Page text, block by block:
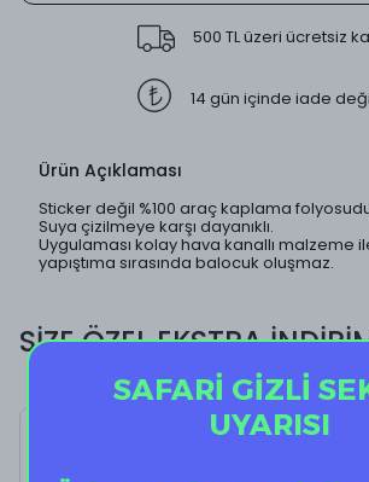
500 TL üzeri ücretsiz
14 gün içinde iade
Ürün Açıklaması
Sticker değil %100 araç kaplama
Suya çizilmeye karşı dayanıklı.
Uygulaması kolay hava kanallı malzeme
yapıştıma sırasında balocuk oluşmaz.
SİZE ÖZEL EKSTRA
SAFARİ GİZLİ
UYARISI